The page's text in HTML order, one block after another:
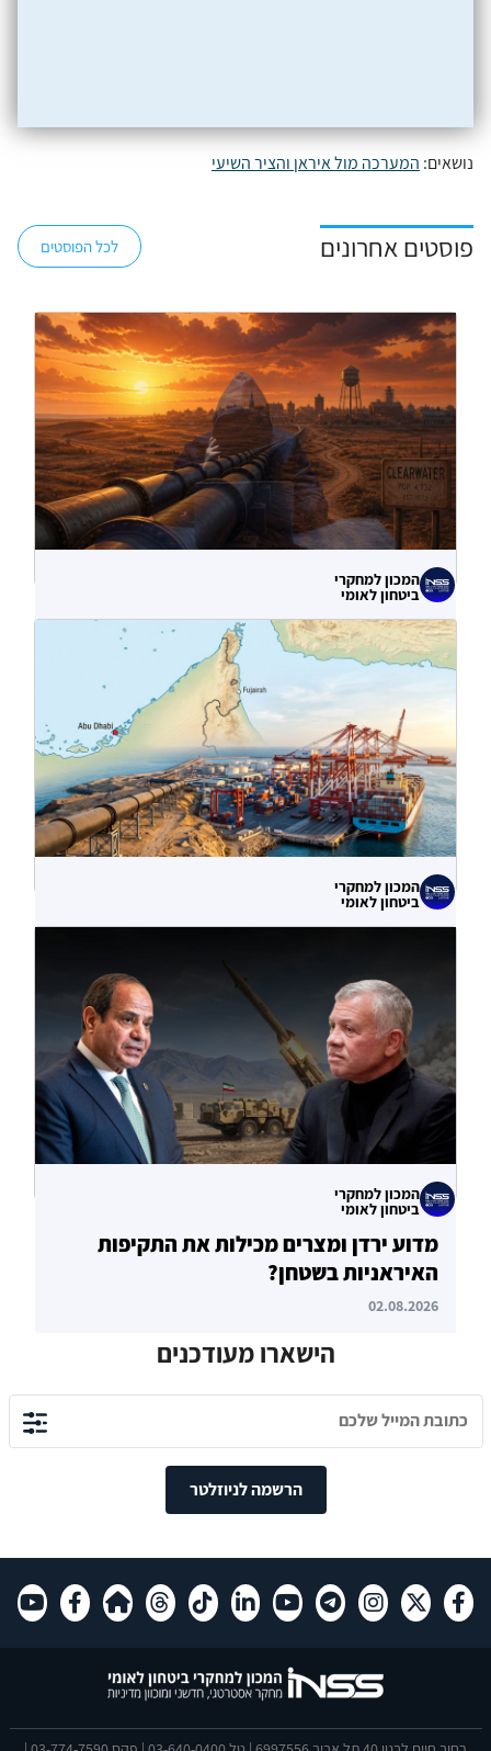
נושאים: המערכה מול איראן והציר השיעי
פוסטים אחרונים לכל הפוסטים
המכון למחקרי
ביטחון לאומי
לא רק הנזק המיידי: מה מלמדות תקיפות
הסייבר נגד תשתיות המים בארצות הברית?
המכון למחקרי
ביטחון לאומי
עוקף הורמוז? ההימור האסטרטגי הבעייתי
04.08.2026
המכון למחקרי
ביטחון לאומי
מדוע ירדן ומצרים מכילות את התקיפות
האיראניות בשטחן?
02.08.2026
הישארו מעודכנים
הרשמה לניוזלטר